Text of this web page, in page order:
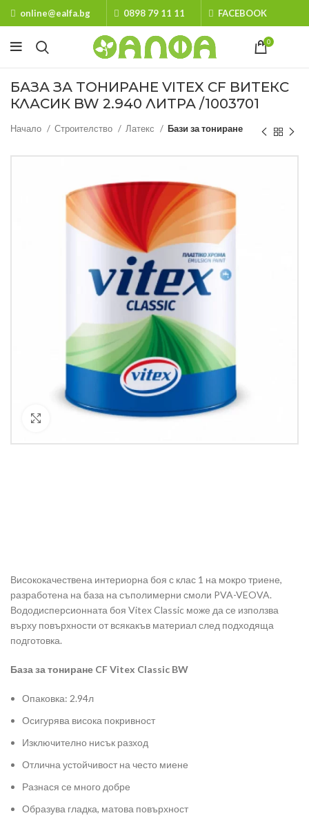
online@ealfa.bg 0898 79 11 11 FACEBOOK
0
БАЗА ЗА ТОНИРАНЕ VITEX CF ВИТЕКС
КЛАСИК BW 2.940 ЛИТРА /1003701
Начало Строителство Латекс Бази за тониране
Кликнете за уголемяване
Висококачествена интериорна боя с клас 1 на мокро триене,
разработена на база на съполимерни смоли PVA-VEOVA.
Вододисперсионната боя Vitex Classic може да се използва
върху повърхности от всякакъв материал след подходяща
подготовка.
База за тониране CF Vitex Classic BW
Опаковка: 2.94л
Осигурява висока покривност
Изключително нисък разход
Отлична устойчивост на често миене
Разнася се много добре
Образува гладка, матова повърхност